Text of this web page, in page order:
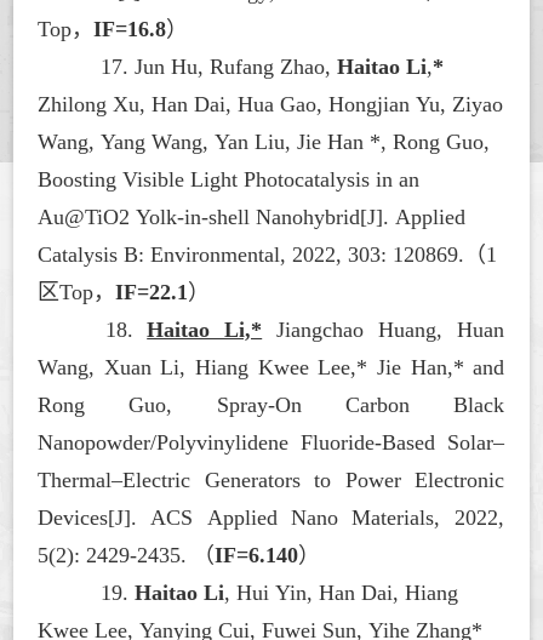
Top，IF=16.8）
17. Jun Hu, Rufang Zhao,Haitao Li,*
Zhilong Xu, Han Dai, Hua Gao, Hongjian Yu, Ziyao
Wang, Yang Wang, Yan Liu, Jie Han *, Rong Guo,
Boosting Visible Light Photocatalysis in an
Au@TiO2 Yolk-in-shell Nanohybrid[J]. Applied
Catalysis B: Environmental, 2022, 303: 120869. （1
区Top，IF=22.1 ）
18.Haitao Li,* Jiangchao Huang, Huan
Wang, Xuan Li, Hiang Kwee Lee,* Jie Han,* and
Rong Guo, Spray-On Carbon Black
Nanopowder/Polyvinylidene Fluoride-Based Solar–
Thermal–Electric Generators to Power Electronic
Devices[J]. ACS Applied Nano Materials, 2022,
5(2): 2429-2435.
（IF=6.140）
19. Haitao Li, Hui Yin, Han Dai, Hiang
Kwee Lee, Yanying Cui, Fuwei Sun, Yihe Zhang*